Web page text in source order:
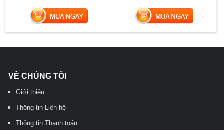
MUA NGAY MUA NGAY
VỀ CHÚNG TÔI
Giới thiệu
Thông tin Liên hệ
Thông tin Thanh toán